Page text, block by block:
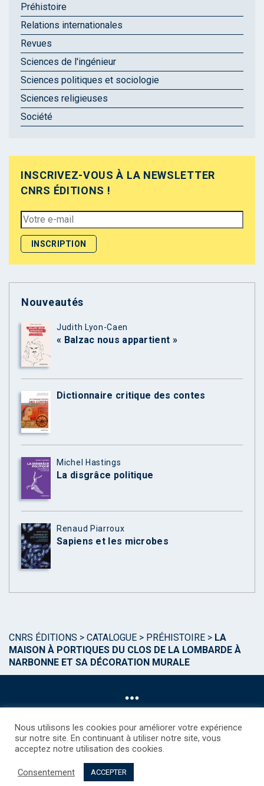
Préhistoire
Relations internationales
Revues
Sciences de l'ingénieur
Sciences politiques et sociologie
Sciences religieuses
Société
INSCRIVEZ-VOUS À LA NEWSLETTER
CNRS ÉDITIONS !
Nouveautés
Judith Lyon-Caen
« Balzac nous appartient »
Dictionnaire critique des contes
Michel Hastings
La disgrâce politique
Renaud Piarroux
Sapiens et les microbes
CNRS ÉDITIONS > CATALOGUE > PRÉHISTOIRE > LA
MAISON À PORTIQUES DU CLOS DE LA LOMBARDE À
NARBONNE ET SA DÉCORATION MURALE
©CNRS EDITIONS 2025
Droits étrangers / Foreign rights
Nous utilisons les cookies pour améliorer votre expérience
sur notre site. En continuant à utiliser notre site, vous
acceptez notre utilisation des cookies.
Consentement ACCEPTER